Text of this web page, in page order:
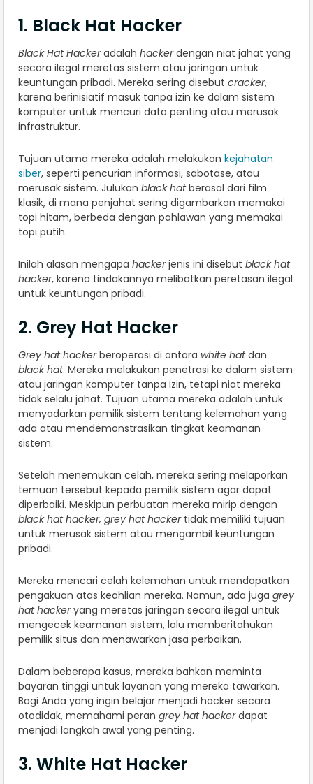
1. Black Hat Hacker
Black Hat Hackeradalah hackerdengan niat jahat yang
secara ilegal meretas sistem atau jaringan untuk
keuntungan pribadi. Mereka sering disebut cracker,
karena berinisiatif masuk tanpa izin ke dalam sistem
komputer untuk mencuri data penting atau merusak
infrastruktur.
Tujuan utama mereka adalah melakukan kejahatan
siber, seperti pencurian informasi, sabotase, atau
merusak sistem. Julukan black hatberasal dari film
klasik, di mana penjahat sering digambarkan memakai
topi hitam, berbeda dengan pahlawan yang memakai
topi putih.
Inilah alasan mengapa hackerjenis ini disebut black hat
hacker, karena tindakannya melibatkan peretasan ilegal
untuk keuntungan pribadi.
2. Grey Hat Hacker
Grey hat hackerberoperasi di antara white hatdan
black hat. Mereka melakukan penetrasi ke dalam sistem
atau jaringan komputer tanpa izin, tetapi niat mereka
tidak selalu jahat. Tujuan utama mereka adalah untuk
menyadarkan pemilik sistem tentang kelemahan yang
ada atau mendemonstrasikan tingkat keamanan
sistem.
Setelah menemukan celah, mereka sering melaporkan
temuan tersebut kepada pemilik sistem agar dapat
diperbaiki. Meskipun perbuatan mereka mirip dengan
black hat hacker, grey hat hackertidak memiliki tujuan
untuk merusak sistem atau mengambil keuntungan
pribadi.
Mereka mencari celah kelemahan untuk mendapatkan
pengakuan atas keahlian mereka. Namun, ada juga grey
hat hackeryang meretas jaringan secara ilegal untuk
mengecek keamanan sistem, lalu memberitahukan
pemilik situs dan menawarkan jasa perbaikan.
Dalam beberapa kasus, mereka bahkan meminta
bayaran tinggi untuk layanan yang mereka tawarkan.
Bagi Anda yang ingin belajar menjadi hacker secara
otodidak, memahami peran grey hat hackerdapat
menjadi langkah awal yang penting.
3. White Hat Hacker